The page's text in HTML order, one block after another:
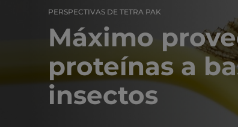
PERSPECTIVAS DE TETRA PAK
Máximo
proteínas a
insectos